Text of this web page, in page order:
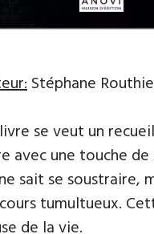
Stéphane
se veut un
avec une touche
sait se soustraire,
tumultueux.
de la vie.